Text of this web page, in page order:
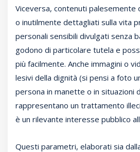
Viceversa, contenuti palesemente
o inutilmente dettagliati sulla vita
personali sensibili divulgati senza
godono di particolare tutela e
più facilmente. Anche immagini o
lesivi della dignità (si pensi a foto
persona in manette o in situazioni
rappresentano un trattamento
è un rilevante interesse pubblico
Questi parametri, elaborati sia